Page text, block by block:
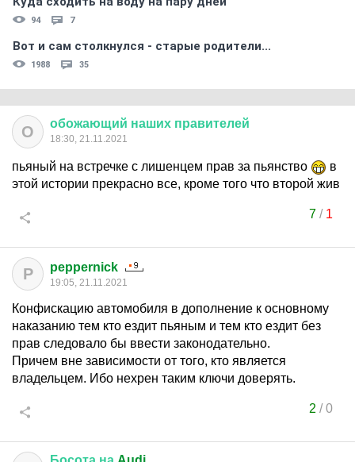
94 7
Вот и сам столкнулся - старые родители...
1988 35
О обожающий наших правителей
18:30, 21.11.2021
пьяный на встречке с лишенцем прав за пьянство
в
этой истории прекрасно все, кроме того что второй жив
7/ 1
P peppernick
19:05, 21.11.2021
Конфискацию автомобиля в дополнение к основному
наказанию тем кто ездит пьяным и тем кто ездит без
прав следовало бы ввести законодательно.
Причем вне зависимости от того, кто является
владельцем. Ибо нехрен таким ключи доверять.
2 /0